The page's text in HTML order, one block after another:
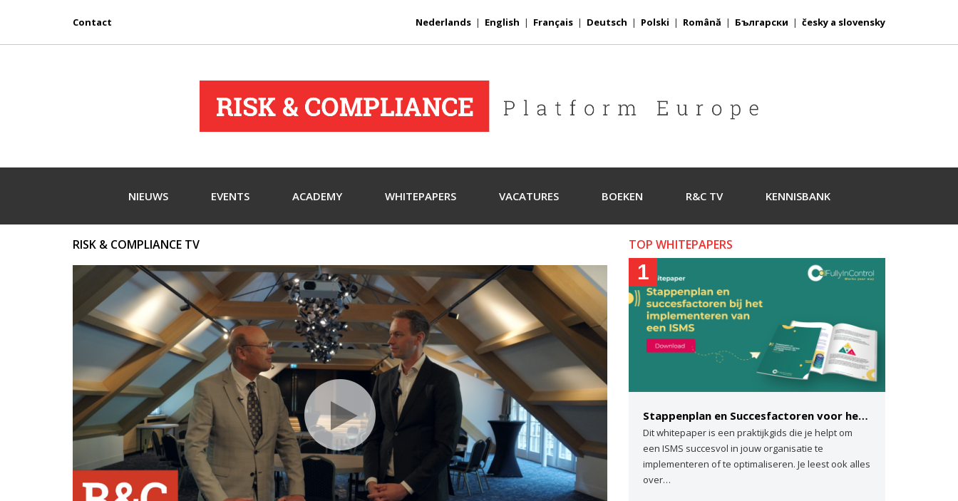
Contact Nederlands | English | Français | Deutsch | Polski | Română | Български | česky a slovensky
NIEUWS EVENTS ACADEMY WHITEPAPERS VACATURES BOEKEN R&C TV KENNISBANK
RISK & COMPLIANCE TV TOP WHITEPAPERS
1
Stappenplan en Succesfactoren voor het implementeren van een ISMS
Dit whitepaper is een praktijkgids die je helpt om
een ISMS succesvol in jouw organisatie te
implementeren of te optimaliseren. Je leest ook alles
over…